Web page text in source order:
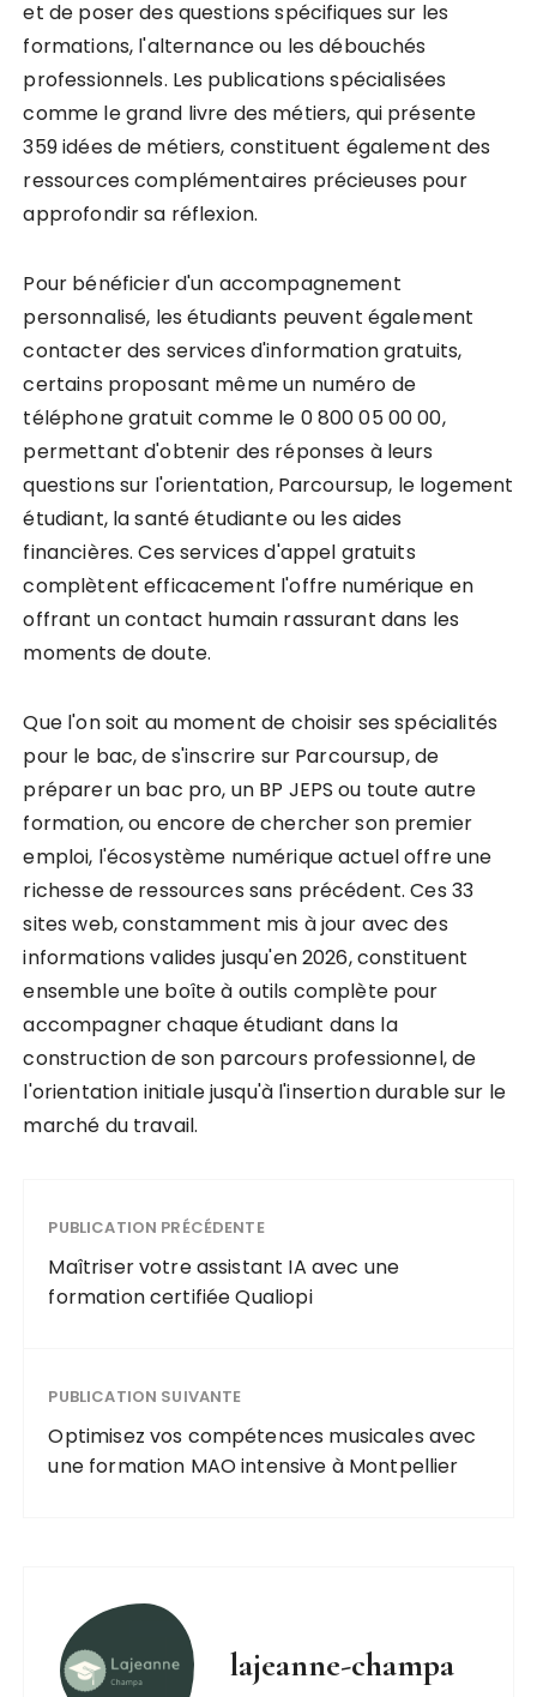
et de poser des questions spécifiques sur les
formations, l'alternance ou les débouchés
professionnels. Les publications spécialisées
comme le grand livre des métiers, qui présente
359 idées de métiers, constituent également des
ressources complémentaires précieuses pour
approfondir sa réflexion.
Pour bénéficier d'un accompagnement
personnalisé, les étudiants peuvent également
contacter des services d'information gratuits,
certains proposant même un numéro de
téléphone gratuit comme le 0 800 05 00 00,
permettant d'obtenir des réponses à leurs
questions sur l'orientation, Parcoursup, le logement
étudiant, la santé étudiante ou les aides
financières. Ces services d'appel gratuits
complètent efficacement l'offre numérique en
offrant un contact humain rassurant dans les
moments de doute.
Que l'on soit au moment de choisir ses spécialités
pour le bac, de s'inscrire sur Parcoursup, de
préparer un bac pro, un BP JEPS ou toute autre
formation, ou encore de chercher son premier
emploi, l'écosystème numérique actuel offre une
richesse de ressources sans précédent. Ces 33
sites web, constamment mis à jour avec des
informations valides jusqu'en 2026, constituent
ensemble une boîte à outils complète pour
accompagner chaque étudiant dans la
construction de son parcours professionnel, de
l'orientation initiale jusqu'à l'insertion durable sur le
marché du travail.
PUBLICATION PRÉCÉDENTE
Maîtriser votre assistant IA avec une
formation certifiée Qualiopi
PUBLICATION SUIVANTE
Optimisez vos compétences musicales avec
une formation MAO intensive à Montpellier
lajeanne-champa